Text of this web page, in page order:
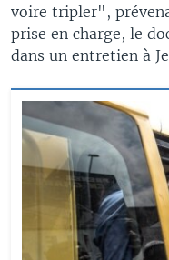
voire tripler",
prise en charge, le
dans un entretien à